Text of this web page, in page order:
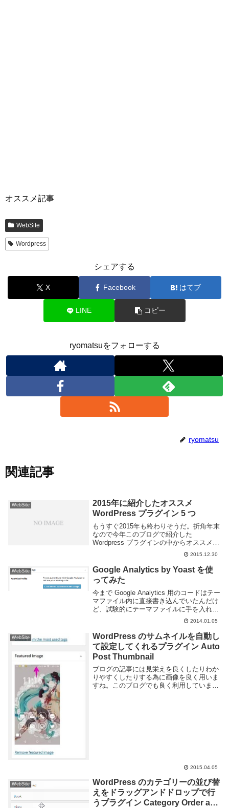
オススメ記事
WebSite
Wordpress
シェアする
X Facebook はてブ
LINE コピー
ryomatsuをフォローする
ryomatsu
関連記事
WebSite
2015年に紹介したオススメ
WordPress プラグイン 5 つ
もうすぐ2015年も終わりそうだ。折角年末
なので今年このブログで紹介した
Wordpress プラグインの中からオススメの
ものを再度紹介していこう。Imsanity画像
のリサイズと圧縮を自動的に行ってくれる
プラグインだ。一々手動でアプリなど...
2015.12.30
WebSite
Google Analytics by Yoast を使
ってみた
今まで Google Analytics 用のコードはテー
マファイル内に直接書き込んでいたんだけ
ど、試験的にテーマファイルに手を入れな
い方法を試すためにプラグインで対応する
事にした。今回試しているのは Google
Analytics fo...
2014.01.05
WebSite
WordPress のサムネイルを自動し
て設定してくれるプラグイン Auto
Post Thumbnail
ブログの記事には見栄えを良くしたりわか
りやすくしたりする為に画像を良く用いま
すね。このブログでも良く利用していま
2015.04.05
WebSite
WordPress のカテゴリーの並び替
えをドラッグアンドドロップで行
うプラグイン Category Order and